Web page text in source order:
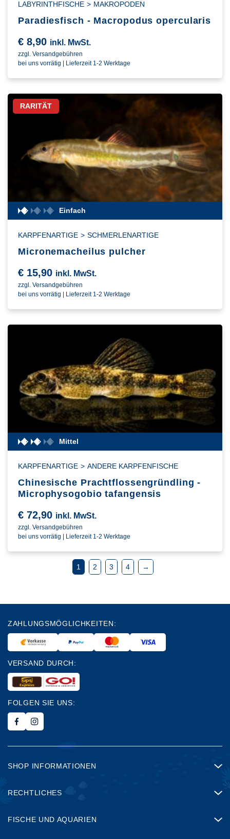
LABYRINTHFISCHE > MAKROPODEN
Paradiesfisch - Macropodus opercularis
€ 8,90 inkl. MwSt.
zzgl. Versandgebühren
bei uns vorrätig | Lieferzeit 1-2 Werktage
RARITÄT
Einfach
KARPFENARTIGE > SCHMERLENARTIGE
Micronemacheilus pulcher
€ 15,90 inkl. MwSt.
zzgl. Versandgebühren
bei uns vorrätig | Lieferzeit 1-2 Werktage
Mittel
KARPFENARTIGE > ANDERE KARPFENFISCHE
Chinesische Prachtflossengründling -
Microphysogobio tafangensis
€ 72,90 inkl. MwSt.
zzgl. Versandgebühren
bei uns vorrätig | Lieferzeit 1-2 Werktage
1 2 3 4 →
ZAHLUNGSMÖGLICHKEITEN:
VERSAND DURCH:
FOLGEN SIE UNS:
SHOP INFORMATIONEN
RECHTLICHES
FISCHE UND AQUARIEN